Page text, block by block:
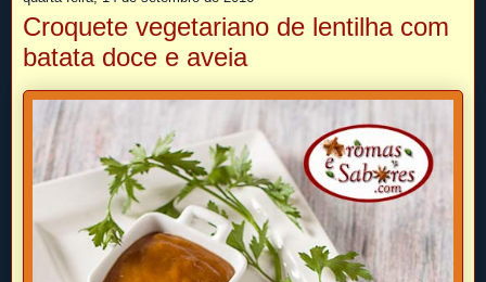
Croquete vegetariano de lentilha com
batata doce e aveia